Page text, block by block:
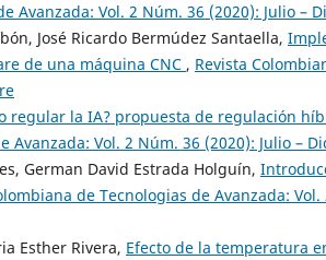
Avanzada: Vol. 2 Núm. 36 (2020): Julio –
José Ricardo Bermúdez Santaella,
de una máquina CNC , Revista
regular la IA? propuesta de regulación
Avanzada: Vol. 2 Núm. 36 (2020): Julio –
German David Estrada Holguín,
de Tecnologias de Avanzada:
Esther Rivera, Efecto de la temperatura